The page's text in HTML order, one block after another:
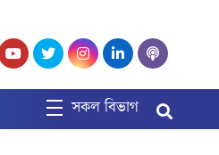
সকল বিভাগ